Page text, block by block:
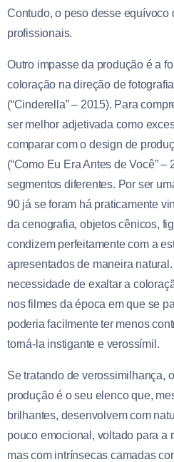
Contudo, o peso desse equívoco
profissionais.
Outro impasse da produção é a
coloração na direção de
(“Cinderella” – 2015). Para
ser melhor adjetivada como
comparar com o design de
(“Como Eu Era Antes de Você” –
segmentos diferentes. Por ser
90 já se foram há praticamente
da cenografia, objetos cênicos,
condizem perfeitamente com a
apresentados de maneira
necessidade de exaltar a
nos filmes da época em que se
poderia facilmente ter menos
torná-la instigante e verossímil.
Se tratando de verossimilhança,
produção é o seu elenco que,
brilhantes, desenvolvem com
pouco emocional, voltado para a
mas com intrínsecas camadas